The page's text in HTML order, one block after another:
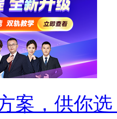
案，供你